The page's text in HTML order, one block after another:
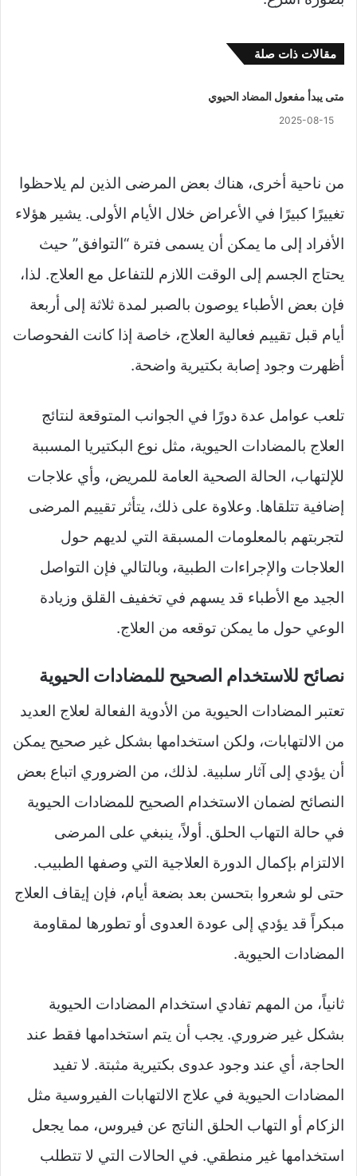
مقالات ذات صلة
متى يبدأ مفعول المضاد الحيوي
2025-08-15
من ناحية أخرى، هناك بعض المرضى الذين لم يلاحظوا
تغييرًا كبيرًا في الأعراض خلال الأيام الأولى. يشير هؤلاء
الأفراد إلى ما يمكن أن يسمى فترة “التوافق” حيث
يحتاج الجسم إلى الوقت اللازم للتفاعل مع العلاج. لذا،
فإن بعض الأطباء يوصون بالصبر لمدة ثلاثة إلى أربعة
أيام قبل تقييم فعالية العلاج، خاصة إذا كانت الفحوصات
أظهرت وجود إصابة بكتيرية واضحة.
تلعب عوامل عدة دورًا في الجوانب المتوقعة لنتائج
العلاج بالمضادات الحيوية، مثل نوع البكتيريا المسببة
للإلتهاب، الحالة الصحية العامة للمريض، وأي علاجات
إضافية تتلقاها. وعلاوة على ذلك، يتأثر تقييم المرضى
لتجربتهم بالمعلومات المسبقة التي لديهم حول
العلاجات والإجراءات الطبية، وبالتالي فإن التواصل
الجيد مع الأطباء قد يسهم في تخفيف القلق وزيادة
الوعي حول ما يمكن توقعه من العلاج.
نصائح للاستخدام الصحيح للمضادات الحيوية
تعتبر المضادات الحيوية من الأدوية الفعالة لعلاج العديد
من الالتهابات، ولكن استخدامها بشكل غير صحيح يمكن
أن يؤدي إلى آثار سلبية. لذلك، من الضروري اتباع بعض
النصائح لضمان الاستخدام الصحيح للمضادات الحيوية
في حالة التهاب الحلق. أولاً، ينبغي على المرضى
الالتزام بإكمال الدورة العلاجية التي وصفها الطبيب.
حتى لو شعروا بتحسن بعد بضعة أيام، فإن إيقاف العلاج
مبكراً قد يؤدي إلى عودة العدوى أو تطورها لمقاومة
المضادات الحيوية.
ثانياً، من المهم تفادي استخدام المضادات الحيوية
بشكل غير ضروري. يجب أن يتم استخدامها فقط عند
الحاجة، أي عند وجود عدوى بكتيرية مثبتة. لا تفيد
المضادات الحيوية في علاج الالتهابات الفيروسية مثل
الزكام أو التهاب الحلق الناتج عن فيروس، مما يجعل
استخدامها غير منطقي. في الحالات التي لا تتطلب